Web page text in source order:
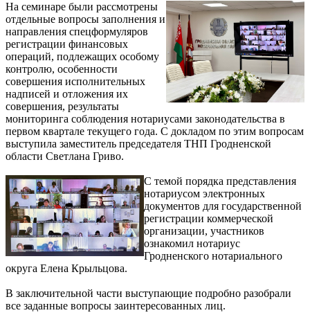
На семинаре были рассмотрены
отдельные вопросы заполнения и
направления спецформуляров
регистрации финансовых
операций, подлежащих особому
контролю, особенности
совершения исполнительных
надписей и отложения их
совершения, результаты
мониторинга соблюдения нотариусами законодательства в
первом квартале текущего года. С докладом по этим вопросам
выступила заместитель председателя ТНП Гродненской
области Светлана Гриво.
С темой порядка представления
нотариусом электронных
документов для государственной
регистрации коммерческой
организации, участников
ознакомил нотариус
Гродненского нотариального
округа Елена Крыльцова.
В заключительной части выступающие подробно разобрали
все заданные вопросы заинтересованных лиц.